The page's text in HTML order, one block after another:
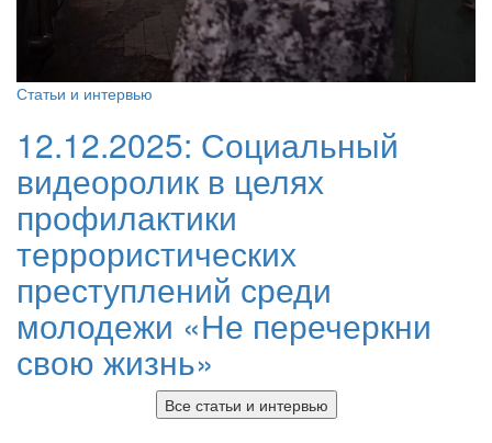
Статьи и интервью
12.12.2025: Социальный
видеоролик в целях
профилактики
террористических
преступлений среди
молодежи «Не перечеркни
свою жизнь»
Все статьи и интервью